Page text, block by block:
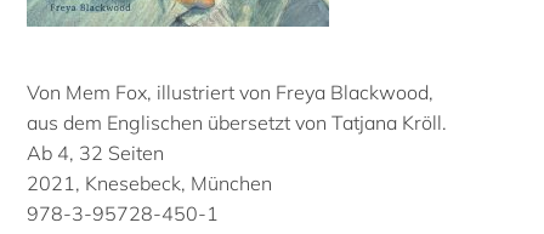
Von Mem Fox, illustriert von Freya Blackwood,
aus dem Englischen übersetzt von Tatjana Kröll.
Ab 4, 32 Seiten
2021, Knesebeck, München
978-3-95728-450-1